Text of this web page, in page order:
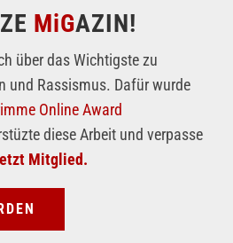
MiGAZIN!
über das Wichtigste zu
und Rassismus. Dafür wurde
Online Award
diese Arbeit und verpasse
Mitglied.